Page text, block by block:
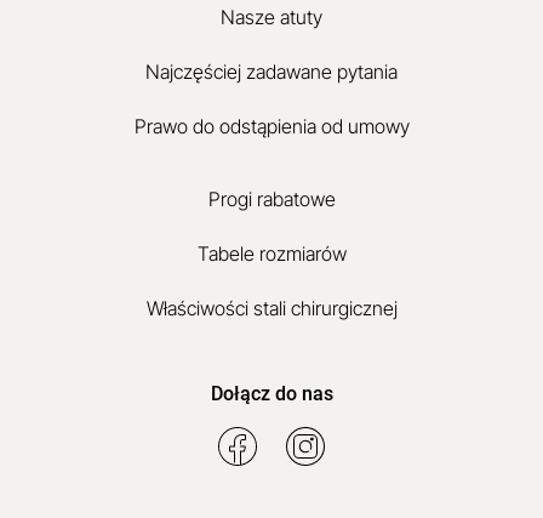
Nasze atuty
Najczęściej zadawane pytania
Prawo do odstąpienia od umowy
Progi rabatowe
Tabele rozmiarów
Właściwości stali chirurgicznej
Dołącz do nas